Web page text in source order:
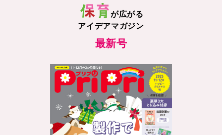
が広がる
アイデアマガジン
最新号